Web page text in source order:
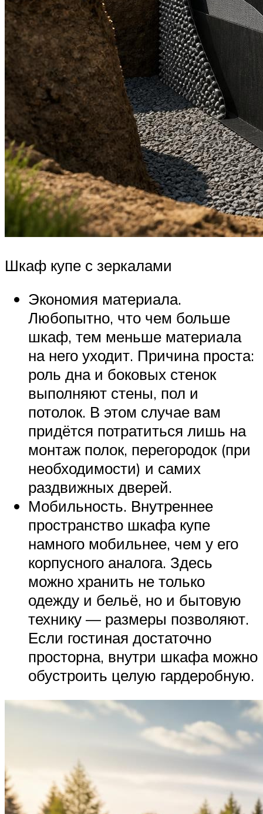
Шкаф купе с зеркалами
Экономия материала.
Любопытно, что чем больше
шкаф, тем меньше материала
на него уходит. Причина проста:
роль дна и боковых стенок
выполняют стены, пол и
потолок. В этом случае вам
придётся потратиться лишь на
монтаж полок, перегородок (при
необходимости) и самих
раздвижных дверей.
Мобильность. Внутреннее
пространство шкафа купе
намного мобильнее, чем у его
корпусного аналога. Здесь
можно хранить не только
одежду и бельё, но и бытовую
технику — размеры позволяют.
Если гостиная достаточно
просторна, внутри шкафа можно
обустроить целую гардеробную.